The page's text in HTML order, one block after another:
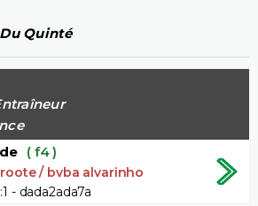
Quinté
( f4 )
/ bvba alvarinho
- dada2ada7a